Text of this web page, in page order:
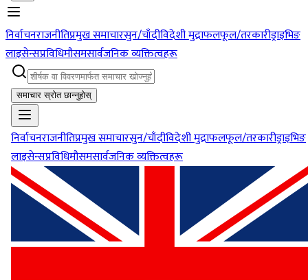
निर्वाचनराजनीतिप्रमुख समाचारसुन/चाँदीविदेशी मुद्राफलफूल/तरकारीड्राइभिङ
लाइसेन्सप्रविधिमौसमसार्वजनिक व्यक्तित्वहरू
समाचार स्रोत छान्नुहोस्
निर्वाचनराजनीतिप्रमुख समाचारसुन/चाँदीविदेशी मुद्राफलफूल/तरकारीड्राइभिङ
लाइसेन्सप्रविधिमौसमसार्वजनिक व्यक्तित्वहरू